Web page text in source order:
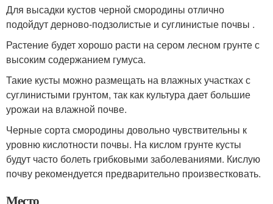
Для высадки кустов черной смородины отлично
подойдут дерново-подзолистые и суглинистые почвы .
Растение будет хорошо расти на сером лесном грунте с
высоким содержанием гумуса.
Такие кусты можно размещать на влажных участках с
суглинистыми грунтом, так как культура дает большие
урожаи на влажной почве.
Черные сорта смородины довольно чувствительны к
уровню кислотности почвы. На кислом грунте кусты
будут часто болеть грибковыми заболеваниями. Кислую
почву рекомендуется предварительно произвестковать.
Место